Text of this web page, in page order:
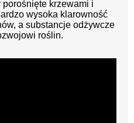
krzewami i
wysoka klarowność
a substancje odżywcze
roślin.